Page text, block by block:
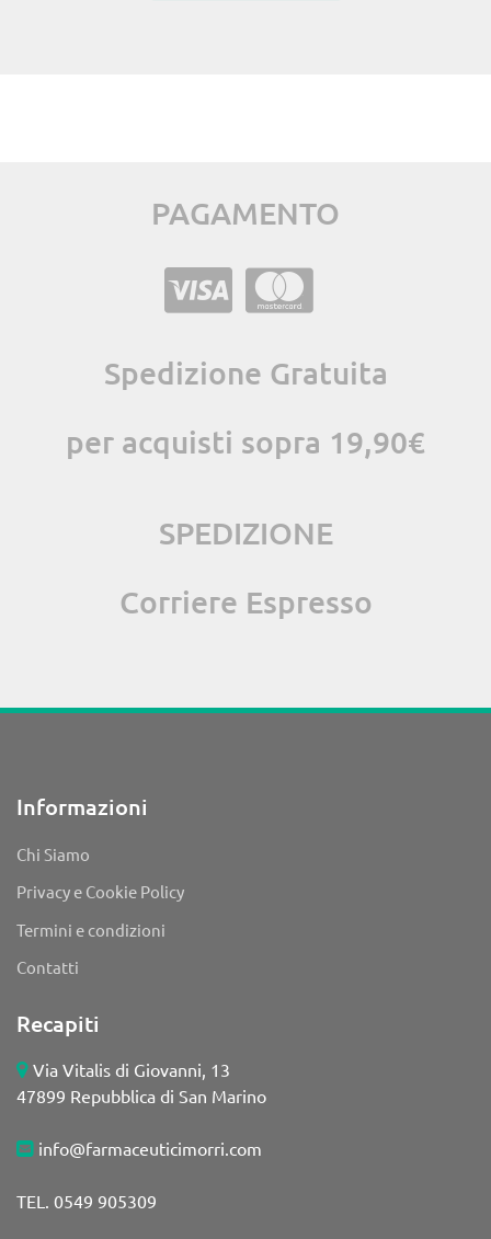
PAGAMENTO
Spedizione Gratuita
per acquisti sopra 19,90€
SPEDIZIONE
Corriere Espresso
Informazioni
Chi Siamo
Privacy e Cookie Policy
Termini e condizioni
Contatti
Recapiti
Via Vitalis di Giovanni, 13
47899 Repubblica di San Marino
info@farmaceuticimorri.com
TEL. 0549 905309